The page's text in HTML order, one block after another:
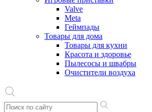
Valve
Meta
Геймпады
Товары для дома
Товары для кухни
Красота и здоровье
Пылесосы и швабры
Очистители воздуха